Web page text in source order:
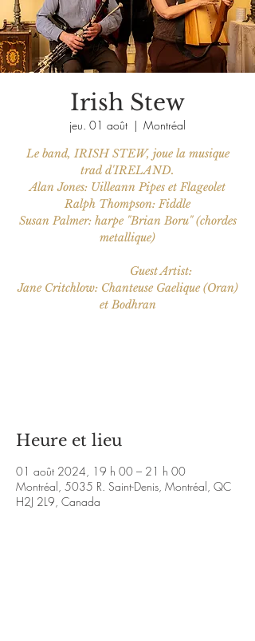
Irish Stew
jeu. 01 août
  |
Montréal
Le band, IRISH STEW, joue la musique
trad d'IRELAND.
Alan Jones: Uilleann Pipes et Flageolet
Ralph Thompson: Fiddle
Susan Palmer: harpe "Brian Boru" (chordes
metallique)
Guest Artist:
Jane Critchlow: Chanteuse Gaelique (Oran)
Heure et lieu
01 août 2024, 19 h 00 – 21 h 00
Montréal, 5035 R. Saint-Denis, Montréal, QC
H2J 2L9, Canada